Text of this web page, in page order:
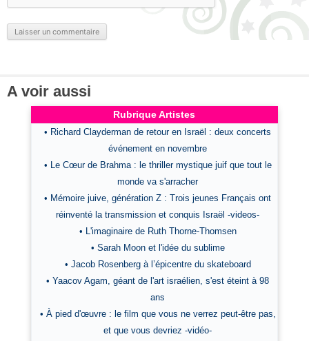
A voir aussi
Rubrique Artistes
• Richard Clayderman de retour en Israël : deux concerts
événement en novembre
• Le Cœur de Brahma : le thriller mystique juif que tout le
monde va s'arracher
• Mémoire juive, génération Z : Trois jeunes Français ont
réinventé la transmission et conquis Israël -videos-
• L'imaginaire de Ruth Thorne-Thomsen
• Sarah Moon et l'idée du sublime
• Jacob Rosenberg à l’épicentre du skateboard
• Yaacov Agam, géant de l'art israélien, s'est éteint à 98
ans
• À pied d'œuvre : le film que vous ne verrez peut-être pas,
et que vous devriez -vidéo-